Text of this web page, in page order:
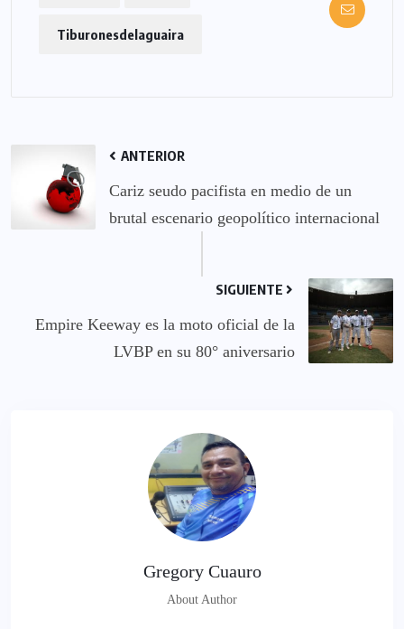
Tiburonesdelaguaira
ANTERIOR
Cariz seudo pacifista en medio de un
brutal escenario geopolítico internacional
SIGUIENTE
Empire Keeway es la moto oficial de la
LVBP en su 80° aniversario
Gregory Cuauro
About Author